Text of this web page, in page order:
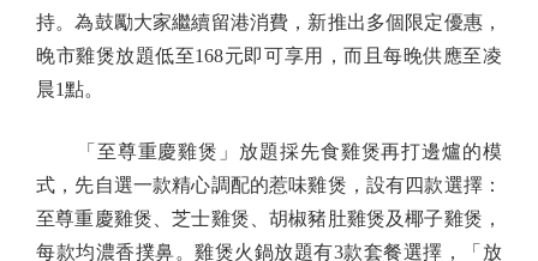
持。為鼓勵大家繼續留港消費，新推出多個限定優惠，
晚市雞煲放題低至168元即可享用，而且每晚供應至凌
晨1點。
「至尊重慶雞煲」放題採先食雞煲再打邊爐的模
式，先自選一款精心調配的惹味雞煲，設有四款選擇：
至尊重慶雞煲、芝士雞煲、胡椒豬肚雞煲及椰子雞煲，
每款均濃香撲鼻。雞煲火鍋放題有3款套餐選擇，「放